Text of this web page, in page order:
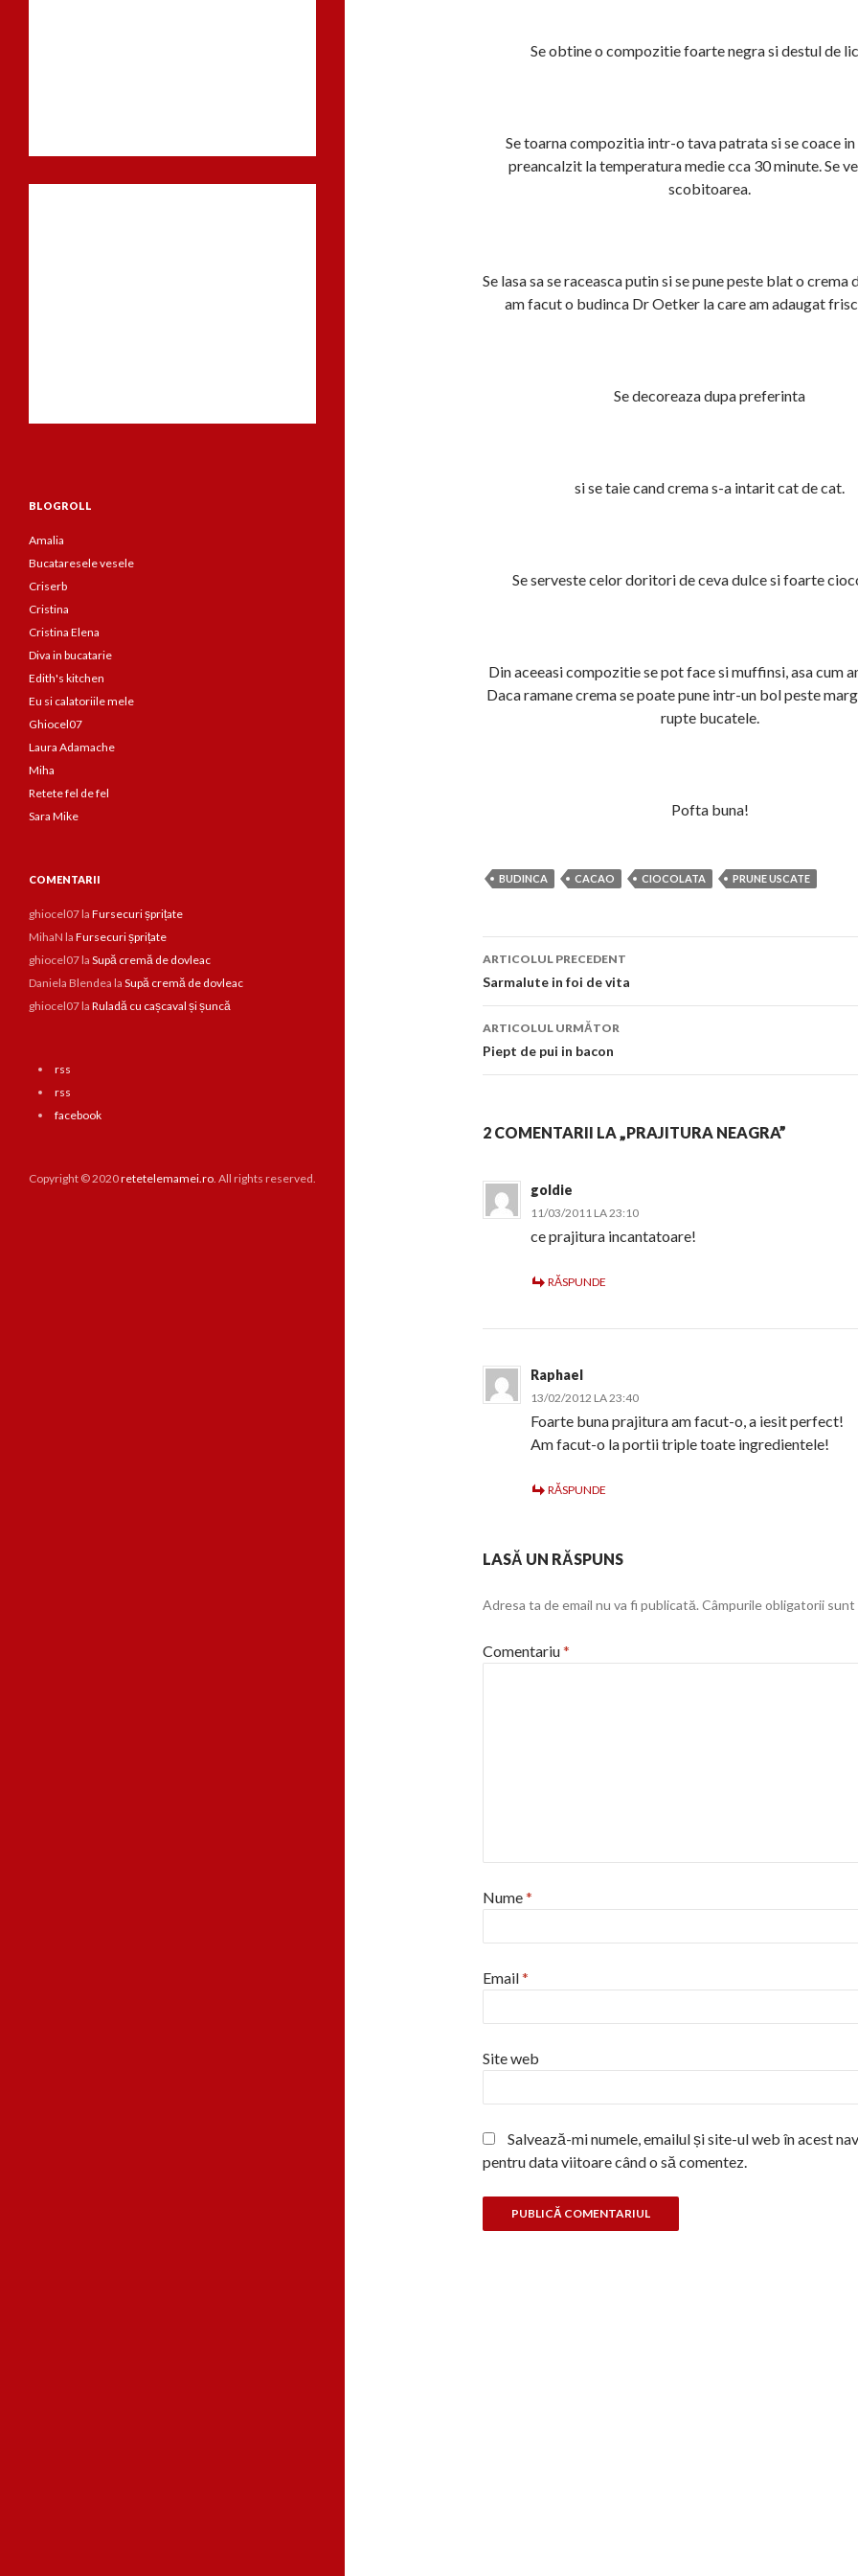
Se obtine o compozitie foarte negra si destul de
Se toarna compozitia intr-o tava patrata si se coace
preancalzit la temperatura medie cca 30 minute. Se
scobitoarea.
Se lasa sa se raceasca putin si se pune peste blat o crema
am facut o budinca Dr Oetker la care am adaugat
Se decoreaza dupa preferinta
si se taie cand crema s-a intarit cat de cat.
Se serveste celor doritori de ceva dulce si foarte
Din aceeasi compozitie se pot face si muffinsi, asa cum
Daca ramane crema se poate pune intr-un bol peste
rupte bucatele.
Pofta buna!
BUDINCA CACAO CIOCOLATA PRUNE USCATE
Navigare
în
articol
ARTICOLUL PRECEDENT
Sarmalute in foi de vita
ARTICOLUL URMĂTOR
Piept de pui in bacon
2 COMENTARII LA „PRAJITURA NEAGRA”
goldie
11/03/2011 LA 23:10
ce prajitura incantatoare!
RĂSPUNDE
Raphael
13/02/2012 LA 23:40
Foarte buna prajitura am facut-o, a iesit perfect!
Am facut-o la portii triple toate ingredientele!
RĂSPUNDE
LASĂ UN RĂSPUNS
Adresa ta de email nu va fi publicată. Câmpurile obligatorii sunt
Comentariu*
Nume*
Email*
Site web
Salvează-mi numele, emailul și site-ul web în acest
pentru data viitoare când o să comentez.
BLOGROLL
Amalia
Bucataresele vesele
Criserb
Cristina
Cristina Elena
Diva in bucatarie
Edith's kitchen
Eu si calatoriile mele
Ghiocel07
Laura Adamache
Miha
Retete fel de fel
Sara Mike
COMENTARII
ghiocel07la Fursecuri șprițate
MihaN la Fursecuri șprițate
ghiocel07la Supă cremă de dovleac
Daniela Blendea la Supă cremă de dovleac
ghiocel07la Ruladă cu cașcaval și șuncă
rss
rss
facebook
Copyright © 2020retetelemamei.ro. All rights reserved.